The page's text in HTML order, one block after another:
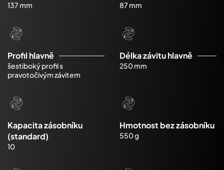
137 mm 87 mm
Profil hlavně
šestiboký profil s
pravotočivým závitem
Délka závitu hlavně
250 mm
Kapacita zásobníku
(standard)
10
Hmotnost bez zásobníku
550 g